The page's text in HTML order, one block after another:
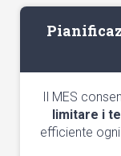
Il MES
limitare i
efficiente